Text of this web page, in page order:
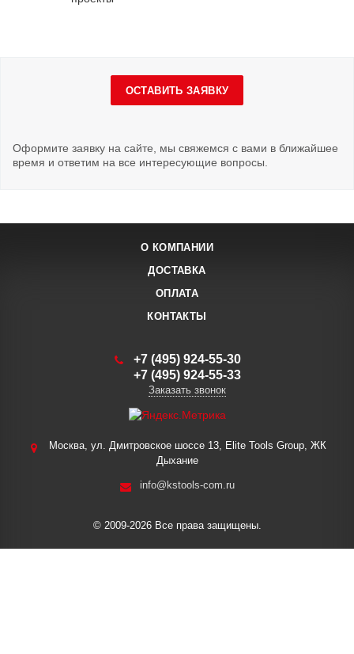
ОСТАВИТЬ ЗАЯВКУ
Оформите заявку на сайте, мы свяжемся с вами в ближайшее
время и ответим на все интересующие вопросы.
О КОМПАНИИ
ДОСТАВКА
ОПЛАТА
КОНТАКТЫ
+7 (495) 924-55-30
+7 (495) 924-55-33
Заказать звонок
Москва, ул. Дмитровское шоссе 13, Elite Tools Group, ЖК
Дыхание
info@kstools-com.ru
© 2009-2026 Все права защищены.